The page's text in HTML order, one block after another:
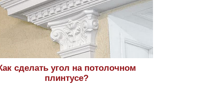
сделать угол на потолочном
плинтусе?